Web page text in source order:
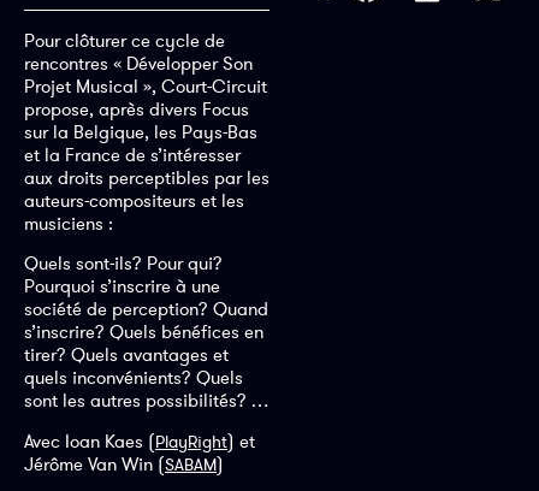
Pour clôturer ce cycle de
rencontres « Développer Son
Projet Musical », Court-Circuit
propose, après divers Focus
sur la Belgique, les Pays-Bas
et la France de s’intéresser
aux droits perceptibles par les
auteurs-compositeurs et les
musiciens :
Quels sont-ils? Pour qui?
Pourquoi s’inscrire à une
société de perception? Quand
s’inscrire? Quels bénéfices en
tirer? Quels avantages et
quels inconvénients? Quels
sont les autres possibilités? …
Avec Ioan Kaes (PlayRight) et
Jérôme Van Win (SABAM)